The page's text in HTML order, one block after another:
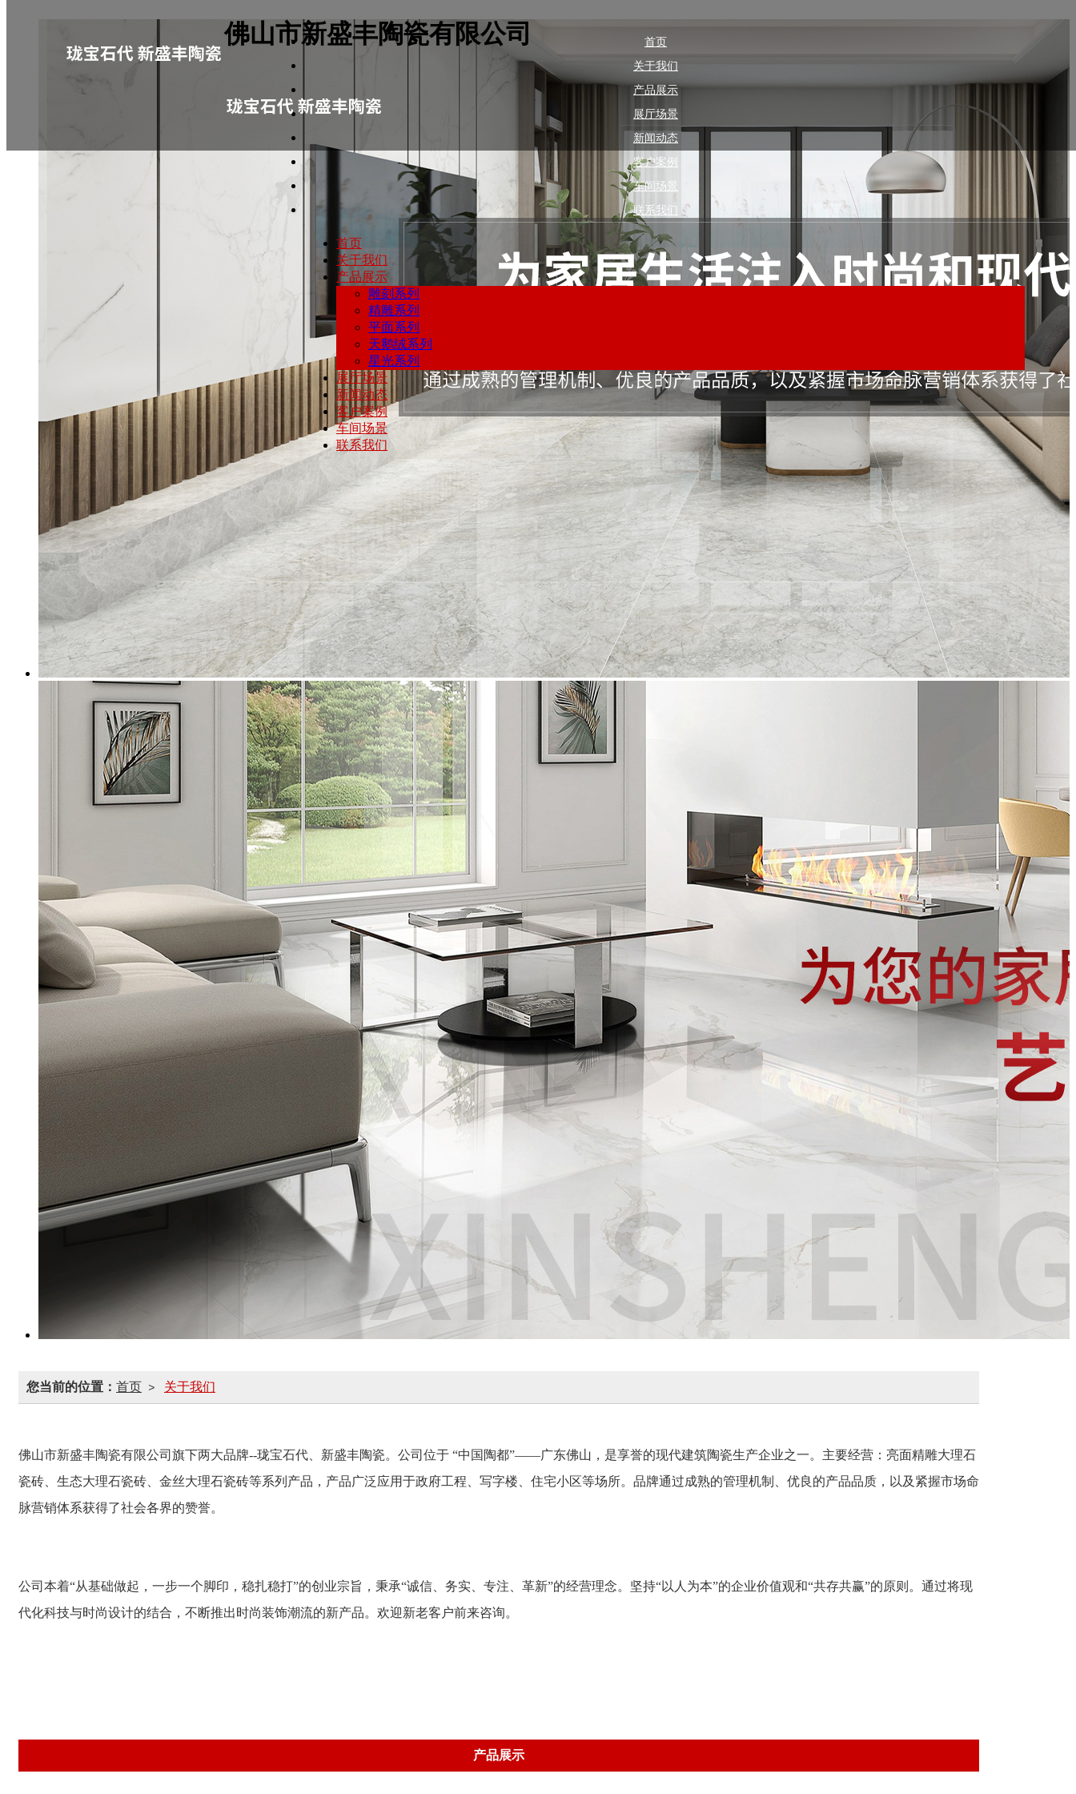
佛山市新盛丰陶瓷有限公司
首页
关于我们
产品展示
展厅场景
新闻动态
客户案例
车间场景
联系我们
首页
关于我们
产品展示
雕刻系列
精雕系列
平面系列
天鹅绒系列
星光系列
展厅场景
新闻动态
客户案例
车间场景
联系我们
您当前的位置： 首页 > 关于我们
佛山市新盛丰陶瓷有限公司旗下两大品牌--珑宝石代 、新盛丰陶瓷。公司位于 “中国陶都”——广东佛山，是享誉的现代建筑陶瓷生产企业之一。主要经营：亮面精雕大理石
瓷砖、生态大理石瓷砖、金丝大理石瓷砖等系列产品，产品广泛应用于政府工程、写字楼、住宅小区等场所。品牌通过成熟的管理机制、优良的产品品质，以及紧握市场命
脉营销体系获得了社会各界的赞誉。
公司本着“从基础做起，一步一个脚印，稳扎稳打”的创业宗旨，秉承“诚信、务实、专注、革新”的经营理念。坚持“以人为本”的企业价值观和“共存共赢”的原则。通过将现
代化科技与时尚设计的结合，不断推出时尚装饰潮流的新产品。欢迎新老客户前来咨询。
产品展示